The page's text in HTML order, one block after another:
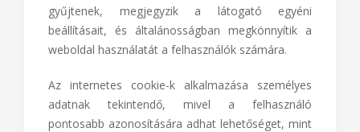
gyűjtenek, megjegyzik a látogató egyéni
beállításait, és általánosságban megkönnyítik a
weboldal használatát a felhasználók számára.
Az internetes cookie-k alkalmazása személyes
adatnak tekintendő, mivel a felhasználó
pontosabb azonosítására adhat lehetőséget, mint